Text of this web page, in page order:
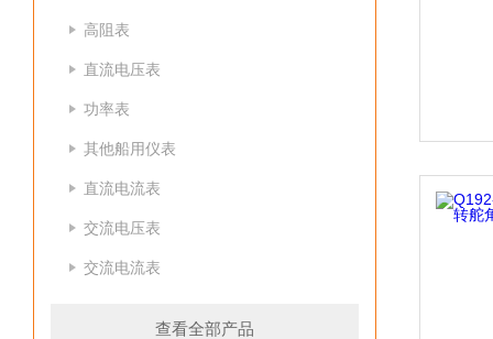
高阻表
直流电压表
功率表
其他船用仪表
直流电流表
交流电压表
交流电流表
查看全部产品